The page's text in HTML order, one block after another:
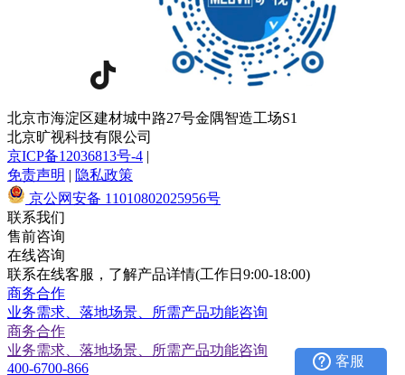
北京市海淀区建材城中路27号金隅智造工场S1
北京旷视科技有限公司
京ICP备12036813号-4 |
免责声明 | 隐私政策
京公网安备 11010802025956号
联系我们
售前咨询
在线咨询
联系在线客服，了解产品详情(工作日9:00-18:00)
商务合作
业务需求、落地场景、所需产品功能咨询
商务合作
业务需求、落地场景、所需产品功能咨询
400-6700-866
客服